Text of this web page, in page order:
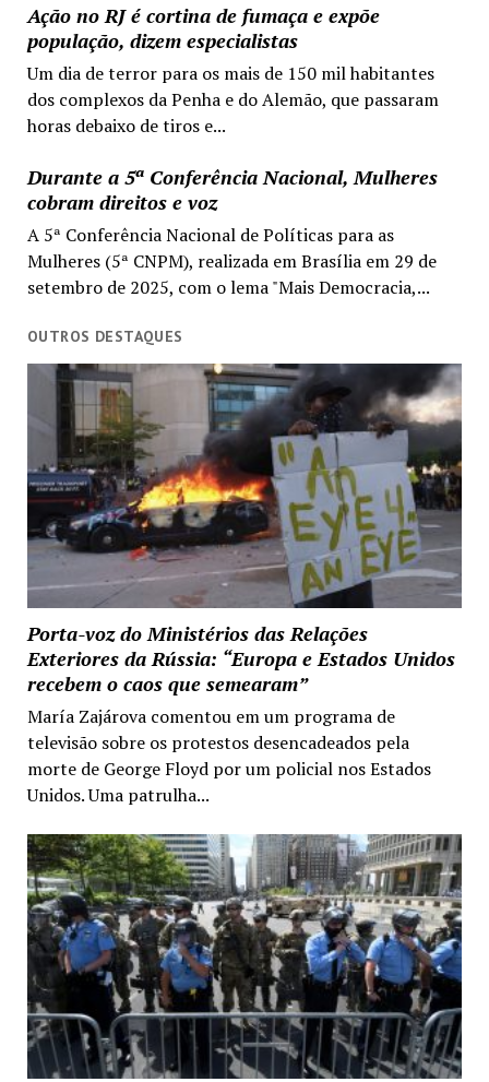
Ação no RJ é cortina de fumaça e expõe
população, dizem especialistas
Um dia de terror para os mais de 150 mil habitantes
dos complexos da Penha e do Alemão, que passaram
horas debaixo de tiros e...
Durante a 5ª Conferência Nacional, Mulheres
cobram direitos e voz
A 5ª Conferência Nacional de Políticas para as
Mulheres (5ª CNPM), realizada em Brasília em 29 de
setembro de 2025, com o lema "Mais Democracia,...
OUTROS DESTAQUES
Porta-voz do Ministérios das Relações
Exteriores da Rússia: “Europa e Estados Unidos
recebem o caos que semearam”
María Zajárova comentou em um programa de
televisão sobre os protestos desencadeados pela
morte de George Floyd por um policial nos Estados
Unidos. Uma patrulha...